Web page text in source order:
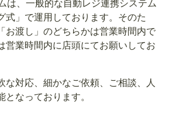
は、一般的な自動レジ連携システム
式」で運用しております。そのた
お渡し」のどちらかは営業時間内で
営業時間内に店頭にてお願いしてお
な対応、細かなご依頼、ご相談、人
となっております。